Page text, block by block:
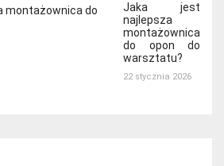
Jaka jest
najlepsza
montażownica
do opon do
warsztatu?
22 stycznia 2026